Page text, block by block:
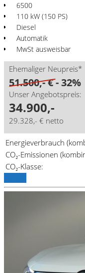
6500
110 kW (150 PS)
Diesel
Automatik
MwSt ausweisbar
Ehemaliger Neupreis*
51.500,- €- 32%
Unser Angebotspreis:
34.900,-
29.328,- € netto
Energieverbrauch
CO₂-Emissionen
CO₂-Klasse: